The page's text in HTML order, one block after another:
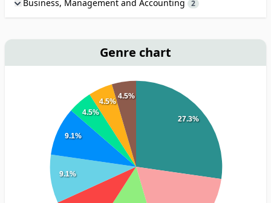
Business, Management and Accounting 2
Genre chart
27.3%
9.1%
9.1%
4.5%
4.5%
4.5%